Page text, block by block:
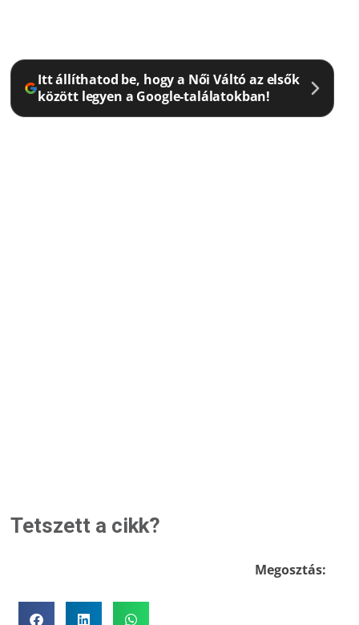
Itt állíthatod be, hogy a Női Váltó az elsők
között legyen a Google-találatokban!
Tetszett a cikk?
Megosztás: